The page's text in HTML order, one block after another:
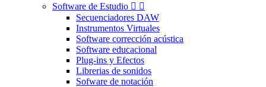
Software de Estudio  
Secuenciadores DAW
Instrumentos Virtuales
Software corrección acústica
Software educacional
Plug-ins y Efectos
Librerias de sonidos
Sofware de notación